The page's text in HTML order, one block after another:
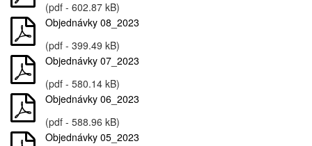
(pdf - 602.87 kB)
Objednávky 08_2023
(pdf - 399.49 kB)
Objednávky 07_2023
(pdf - 580.14 kB)
Objednávky 06_2023
(pdf - 588.96 kB)
Objednávky 05_2023